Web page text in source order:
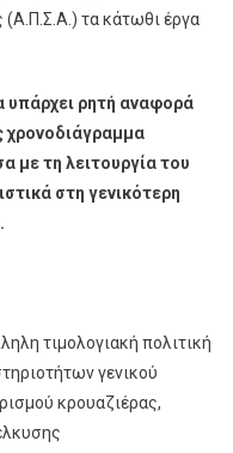
(Α.Π.Σ.Α.) τα κάτωθι έργα
υπάρχει ρητή αναφορά
χρονοδιάγραμμα
με τη λειτουργία του
στη γενικότερη
τιμολογιακή πολιτική
γενικού
κρουαζιέρας,